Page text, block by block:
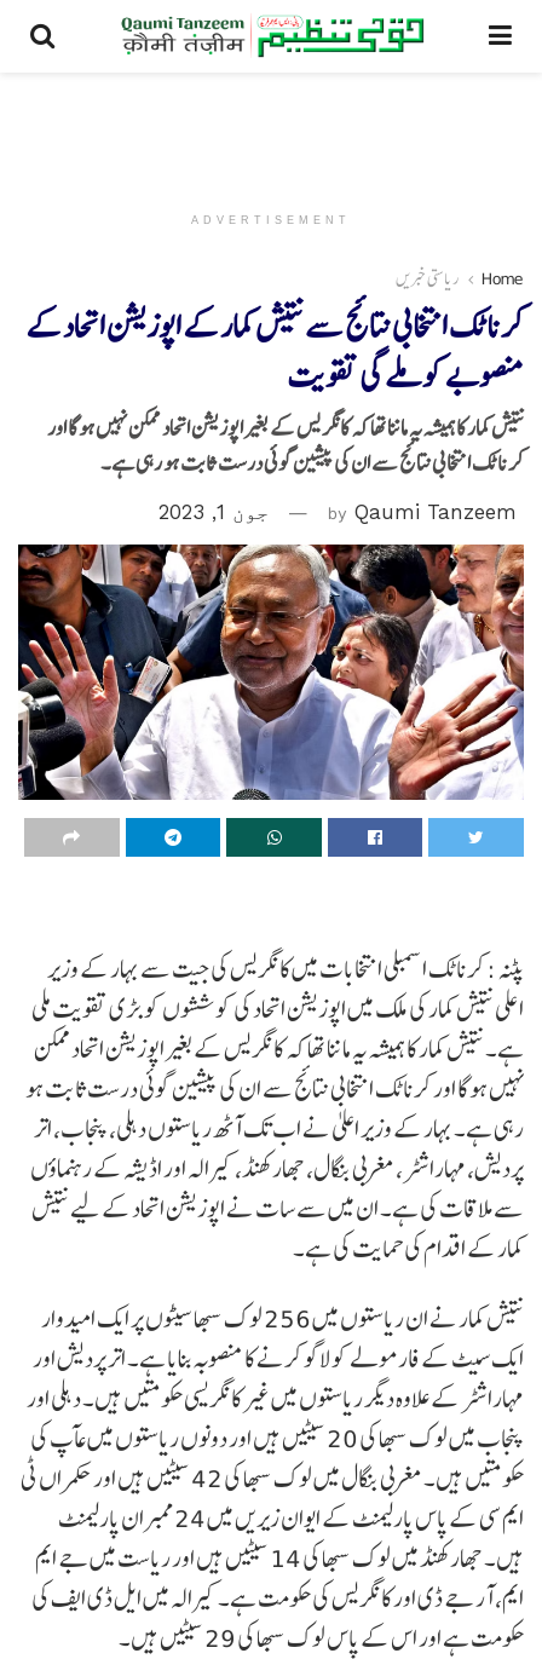
ADVERTISEMENT
Home ریاستی خبریں
کرناٹک انتخابی نتائج سے نتیش کمار کے اپوزیشن اتحاد کے
منصوبے کو ملے گی تقویت
نتیش کمار کا ہمیشہ یہ ماننا تھا کہ کانگریس کے بغیر اپوزیشن اتحاد ممکن نہیں ہوگا اور
کرناٹک انتخابی نتائج سے ان کی پیشین گوئی درست ثابت ہو رہی ہے۔
by Qaumi Tanzeem جون 1, 2023
پٹنہ : کرناٹک اسمبلی انتخابات میں کانگریس کی جیت سے بہار کے وزیر
اعلی نتیش کمار کی ملک میں اپوزیشن اتحاد کی کوششوں کو بڑی تقویت ملی
ہے۔ نتیش کمار کا ہمیشہ یہ ماننا تھا کہ کانگریس کے بغیر اپوزیشن اتحاد ممکن
نہیں ہوگا اور کرناٹک انتخابی نتائج سے ان کی پیشین گوئی درست ثابت ہو
رہی ہے۔ بہار کے وزیر اعلیٰ نے اب تک آٹھ ریاستوں دہلی، پنجاب، اتر
پردیش، مہاراشٹر، مغربی بنگال، جھارکھنڈ، کیرالہ اور اڈیشہ کے رہنماؤں
سے ملاقات کی ہے۔ ان میں سے سات نے اپوزیشن اتحاد کے لیے نتیش
کمار کے اقدام کی حمایت کی ہے۔
نتیش کمار نے ان ریاستوں میں 256 لوک سبھا سیٹوں پر ایک امیدوار
ایک سیٹ کے فارمولے کو لاگو کرنے کا منصوبہ بنایا ہے۔ اتر پردیش اور
مہاراشٹر کے علاوہ دیگر ریاستوں میں غیر کانگریسی حکومتیں ہیں۔ دہلی اور
پنجاب میں لوک سبھا کی 20 سیٹیں ہیں اور دونوں ریاستوں میں عآپ کی
حکومتیں ہیں۔ مغربی بنگال میں لوک سبھا کی 42 سیٹیں ہیں اور حکمراں ٹی
ایم سی کے پاس پارلیمنٹ کے ایوان زیریں میں 24 ممبران پارلیمنٹ
ہیں۔ جھارکھنڈ میں لوک سبھا کی 14 سیٹیں ہیں اور ریاست میں جے ایم
ایم، آر جے ڈی اور کانگریس کی حکومت ہے۔ کیرالہ میں ایل ڈی ایف کی
حکومت ہے اور اس کے پاس لوک سبھا کی 29 سیٹیں ہیں۔